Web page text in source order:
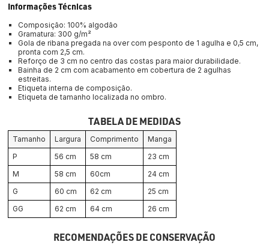
Informações Técnicas
Composição: 100% algodão
Gramatura: 300 g/m²
Gola de ribana pregada na over com pesponto de 1 agulha e 0,5 cm,
pronta com 2,5 cm.
Reforço de 3 cm no centro das costas para maior durabilidade.
Bainha de 2 cm com acabamento em cobertura de 2 agulhas
estreitas.
Etiqueta interna de composição.
Etiqueta de tamanho localizada no ombro.
TABELA DE MEDIDAS
Tamanho Largura Comprimento
Manga
P
56 cm 58 cm
23 cm
M
58 cm 60cm
24 cm
G
60 cm 62 cm
25 cm
GG
62 cm 64 cm 26 cm
RECOMENDAÇÕES DE CONSERVAÇÃO